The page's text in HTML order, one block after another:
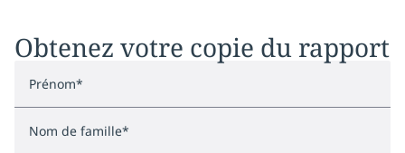
Obtenez votre copie du rapport
Prénom*
Nom de famille*